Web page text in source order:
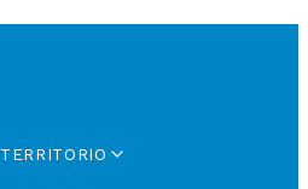
TERRITORIO